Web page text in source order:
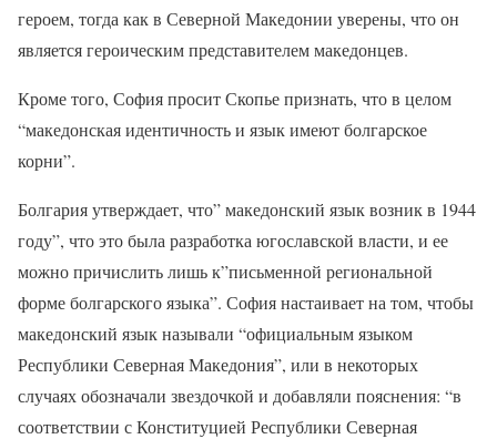
героем, тогда как в Северной Македонии уверены, что он
является героическим представителем македонцев.
Кроме того, София просит Скопье признать, что в целом
“македонская идентичность и язык имеют болгарское
корни”.
Болгария утверждает, что” македонский язык возник в 1944
году”, что это была разработка югославской власти, и ее
можно причислить лишь к”письменной региональной
форме болгарского языка”. София настаивает на том, чтобы
македонский язык называли “официальным языком
Республики Северная Македония”, или в некоторых
случаях обозначали звездочкой и добавляли пояснения: “в
соответствии с Конституцией Республики Северная